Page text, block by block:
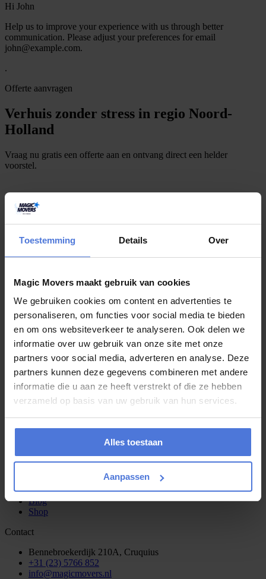
Toestemming Details Over
Magic Movers maakt gebruik van cookies
We gebruiken cookies om content en advertenties te
personaliseren, om functies voor social media te bieden
en om ons websiteverkeer te analyseren. Ook delen we
informatie over uw gebruik van onze site met onze
partners voor social media, adverteren en analyse. Deze
partners kunnen deze gegevens combineren met andere
informatie die u aan ze heeft verstrekt of die ze hebben
verzameld op basis van uw gebruik van hun services.
Alles toestaan
Aanpassen
Hi John
Help us to improve your experience with us through better
communication. Please adjust your preferences for email
john@example.com.
.
Offerte aanvragen
Verhuis zonder stress in regio Noord-
Holland
Vraag nu gratis een offerte aan en ontvang direct een helder
voorstel.
Gratis offerte binnen 1 minuut
1290 reviews 9,1
4.4/5
4.5/5
Wij zijn o.a. actief in
Amsterdam
Haarlem
Alkmaar
Zandvoort
Bekijk alle werkgebieden
Werken bij
Blog
Shop
Contact
Bennebroekerdijk 210A, Cruquius
+31 (23) 5766 852
info@magicmovers.nl